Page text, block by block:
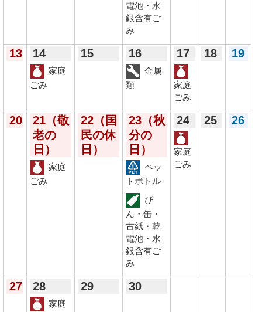
電池・水
銀含有ご
み
13 14
家庭
ごみ
15 16
金属
類
17
家庭
ごみ
18 19
20 21 （敬
老の
日）
家庭
ごみ
22 （国
民の休
日）
23 （秋
分の
日）
ペッ
トボトル
び
ん・缶・
古紙・乾
電池・水
銀含有ご
み
24
家庭
ごみ
25 26
27 28
家庭
29 30